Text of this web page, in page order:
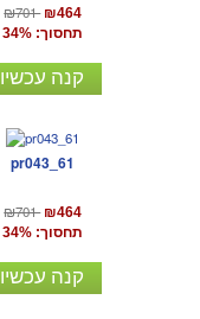
₪701 ₪464
תחסוך: 34%
קנה עכשיו
pr043_61
₪701 ₪464
תחסוך: 34%
קנה עכשיו